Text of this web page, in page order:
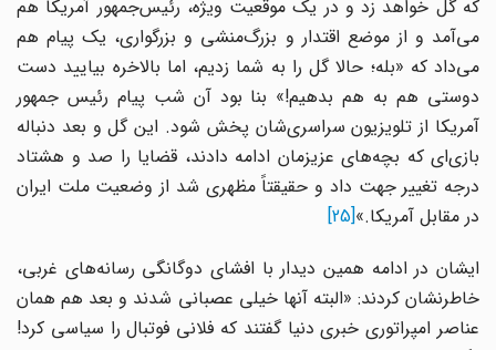
که گل خواهد زد و در یک موقعیت ویژه، رئیس‌جمهور آمریکا هم
می‌آمد و از موضع اقتدار و بزرگ‌منشی و بزرگواری، یک پیام هم
می‌داد که «بله؛ حالا گل را به شما زدیم، اما بالاخره بیایید دست
دوستی هم به هم بدهیم!» بنا بود آن شب پیام رئیس جمهور
آمریکا از تلویزیون سراسری‌شان پخش شود. این گل و بعد دنباله
بازی‌ای که بچه‌های عزیزمان ادامه دادند، قضایا را صد و هشتاد
درجه تغییر جهت داد و حقیقتاً مظهری شد از وضعیت ملت ایران
در مقابل آمریکا.»[25]
ایشان در ادامه همین دیدار با افشای دوگانگی رسانه‌های غربی،
خاطرنشان کردند: «البته آنها خیلی عصبانی شدند و بعد هم همان
عناصر امپراتوری خبری دنیا گفتند که فلانی فوتبال را سیاسی کرد!